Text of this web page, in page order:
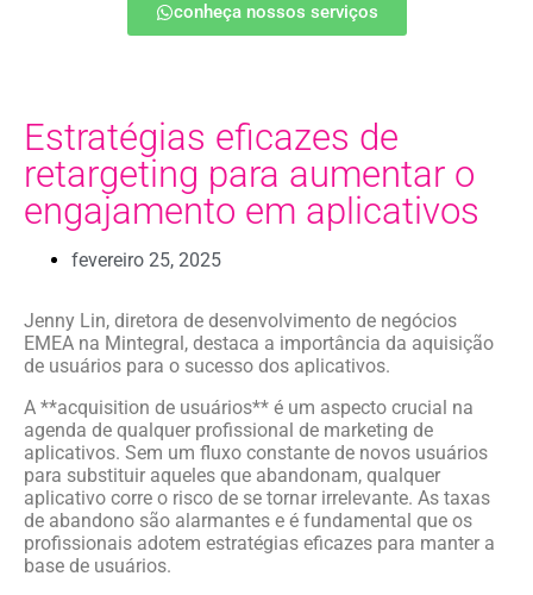
conheça nossos serviços
Estratégias eficazes de
retargeting para aumentar o
engajamento em aplicativos
fevereiro 25, 2025
Jenny Lin, diretora de desenvolvimento de negócios
EMEA na Mintegral, destaca a importância da aquisição
de usuários para o sucesso dos aplicativos.
A **acquisition de usuários** é um aspecto crucial na
agenda de qualquer profissional de marketing de
aplicativos. Sem um fluxo constante de novos usuários
para substituir aqueles que abandonam, qualquer
aplicativo corre o risco de se tornar irrelevante. As taxas
de abandono são alarmantes e é fundamental que os
profissionais adotem estratégias eficazes para manter a
base de usuários.